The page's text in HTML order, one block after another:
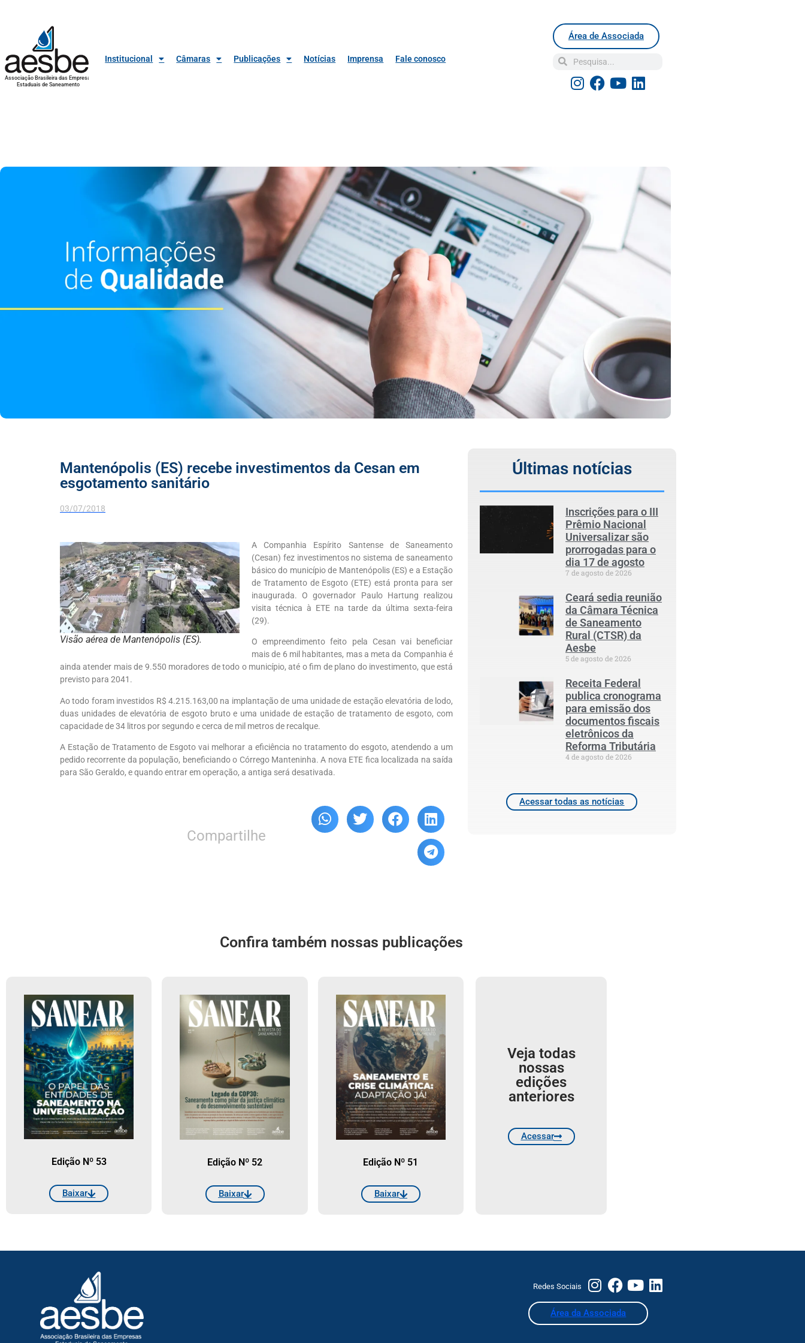
Associação Brasileira das Empresas
Estaduais de Saneamento
Institucional Câmaras Publicações Notícias Imprensa Fale conosco
Área de Associada
Mantenópolis (ES) recebe investimentos da Cesan em
esgotamento sanitário
03/07/2018
Visão aérea de Mantenópolis (ES).
A Companhia Espírito Santense de Saneamento
(Cesan) fez investimentos no sistema de saneamento
básico do município de Mantenópolis (ES) e a Estação
de Tratamento de Esgoto (ETE) está pronta para ser
inaugurada. O governador Paulo Hartung realizou
visita técnica à ETE na tarde da última sexta-feira
(29).
O empreendimento feito pela Cesan vai beneficiar
mais de 6 mil habitantes, mas a meta da Companhia é
ainda atender mais de 9.550 moradores de todo o município, até o fim de plano do investimento, que está
previsto para 2041.
Ao todo foram investidos R$ 4.215.163,00 na implantação de uma unidade de estação elevatória de lodo,
duas unidades de elevatória de esgoto bruto e uma unidade de estação de tratamento de esgoto, com
capacidade de 34 litros por segundo e cerca de mil metros de recalque.
A Estação de Tratamento de Esgoto vai melhorar a eficiência no tratamento do esgoto, atendendo a um
pedido recorrente da população, beneficiando o Córrego Manteninha. A nova ETE fica localizada na saída
para São Geraldo, e quando entrar em operação, a antiga será desativada.
Compartilhe
Últimas notícias
Inscrições para o III
Prêmio Nacional
Universalizar são
prorrogadas para o
dia 17 de agosto
7 de agosto de 2026
Ceará sedia reunião
da Câmara Técnica
de Saneamento
Rural (CTSR) da
Aesbe
5 de agosto de 2026
Receita Federal
publica cronograma
para emissão dos
documentos fiscais
eletrônicos da
Reforma Tributária
4 de agosto de 2026
Acessar todas as notícias
Confira também nossas publicações
Edição Nº 53
Baixar
Edição Nº 52
Baixar
Edição Nº 51
Baixar
Veja todas
nossas
edições
anteriores
Acessar
Redes Sociais
Área da Associada